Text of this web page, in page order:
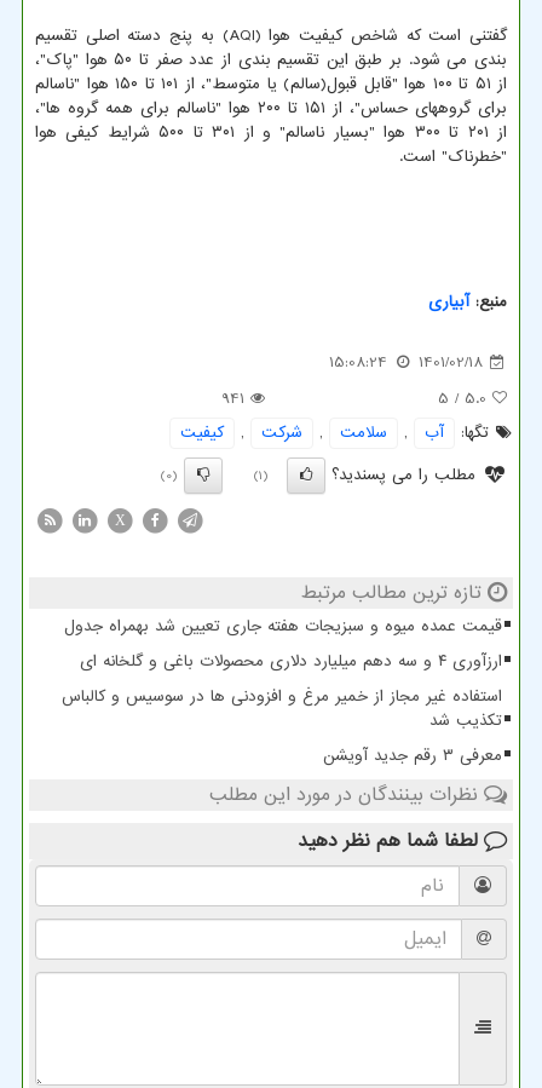
گفتنی است که شاخص کیفیت هوا (AQI) به پنج دسته اصلی تقسیم
بندی می شود. بر طبق این تقسیم بندی از عدد صفر تا ۵۰ هوا "پاک"،
از ۵۱ تا ۱۰۰ هوا "قابل قبول(سالم) یا متوسط"، از ۱۰۱ تا ۱۵۰ هوا "ناسالم
برای گروههای حساس"، از ۱۵۱ تا ۲۰۰ هوا "ناسالم برای همه گروه ها"،
از ۲۰۱ تا ۳۰۰ هوا "بسیار ناسالم" و از ۳۰۱ تا ۵۰۰ شرایط کیفی هوا
"خطرناک" است.
منبع:آبیاری
1401/02/18
15:08:24
5.0
/ 5
941
تگها:
آب , سلامت , شركت ,
كیفیت
مطلب را می پسندید؟
(1)
(0)
X
تازه ترین مطالب مرتبط
قیمت عمده میوه و سبزیجات هفته جاری تعیین شد بهمراه جدول
ارزآوری ۴ و سه دهم میلیارد دلاری محصولات باغی و گلخانه ای
استفاده غیر مجاز از خمیر مرغ و افزودنی ها در سوسیس و کالباس
تکذیب شد
معرفی ۳ رقم جدید آویشن
نظرات بینندگان در مورد این مطلب
لطفا شما هم نظر دهید